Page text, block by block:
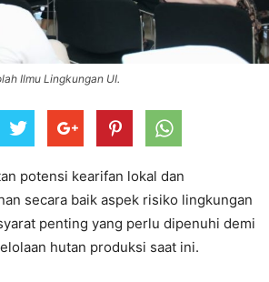
Ilmu Lingkungan UI.
potensi kearifan lokal dan
secara baik aspek risiko lingkungan
penting yang perlu dipenuhi demi
hutan produksi saat ini.